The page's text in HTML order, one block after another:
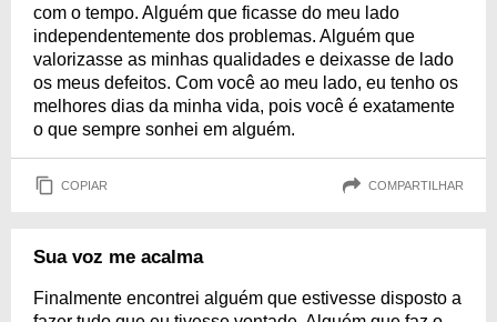
com o tempo. Alguém que ficasse do meu lado
independentemente dos problemas. Alguém que
valorizasse as minhas qualidades e deixasse de lado
os meus defeitos. Com você ao meu lado, eu tenho os
melhores dias da minha vida, pois você é exatamente
o que sempre sonhei em alguém.
COPIAR COMPARTILHAR
Sua voz me acalma
Finalmente encontrei alguém que estivesse disposto a